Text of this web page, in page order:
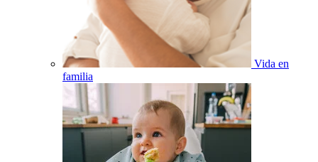
Vida en
familia